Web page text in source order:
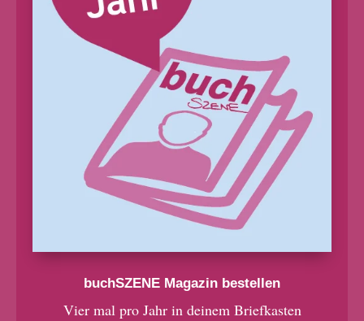
buchSZENE Magazin bestellen
Vier mal pro Jahr in deinem Briefkasten